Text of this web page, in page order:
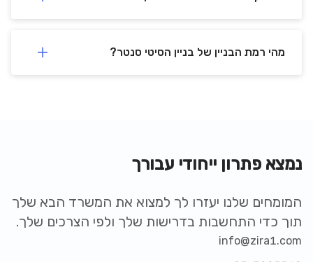
מהי רמת הבניין של בניין הסיטי סנטר?
נמצא פתרון ייחודי עבורך
המומחים שלנו יעזרו לך למצוא את המשרד הבא שלך
תוך כדי התחשבות בדרישות שלך ולפי הצרכים שלך.
info@zira1.com